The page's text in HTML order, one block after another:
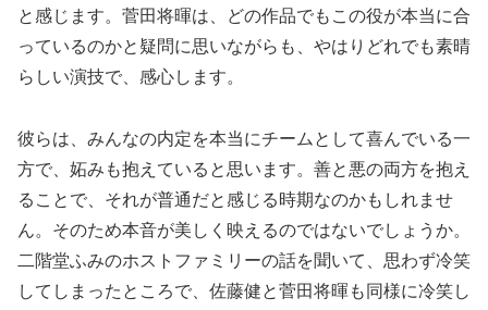
と感じます。菅田将暉は、どの作品でもこの役が本当に合
っているのかと疑問に思いながらも、やはりどれでも素晴
らしい演技で、感心します。
彼らは、みんなの内定を本当にチームとして喜んでいる一
方で、妬みも抱えていると思います。善と悪の両方を抱え
ることで、それが普通だと感じる時期なのかもしれませ
ん。そのため本音が美しく映えるのではないでしょうか。
二階堂ふみのホストファミリーの話を聞いて、思わず冷笑
してしまったところで、佐藤健と菅田将暉も同様に冷笑し